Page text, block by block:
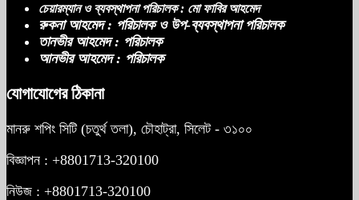
চেয়ারম্যান ও ব্যবস্থাপনা পরিচালক : মো ফাবির আহমেদ
রুকনা আহমেদ : পরিচালক ও উপ-ব্যবস্থাপনা পরিচালক
তানভীর আহমেদ : পরিচালক
আনভীর আহমেদ : পরিচালক
যোগাযোগের ঠিকানা
মানরু শপিং সিটি (চতুর্থ তলা), চৌহাট্রা, সিলেট - ৩১০০
বিজ্ঞাপন : +8801713-320100
নিউজ : +8801713-320100